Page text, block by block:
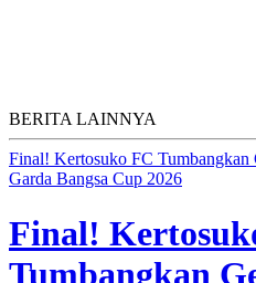
BERITA LAINNYA
Final! Kertosuko FC Tumbangkan
Garda Bangsa Cup 2026
Final!
Tumbangkan